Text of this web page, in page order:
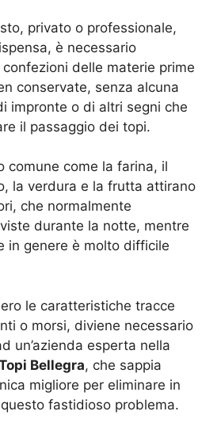
privato o professionale,
è necessario
delle materie prime
conservate, senza alcuna
impronte o di altri segni che
il passaggio dei topi.
comune come la farina, il
la verdura e la frutta attirano
che normalmente
durante la notte, mentre
in genere è molto difficile
le caratteristiche tracce
o morsi, diviene necessario
un’azienda esperta nella
Bellegra, che sappia
migliore per eliminare in
fastidioso problema.